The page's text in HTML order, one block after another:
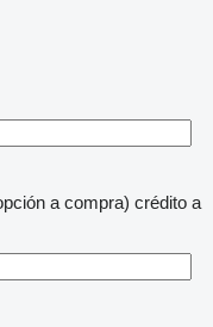
a compra) crédito a